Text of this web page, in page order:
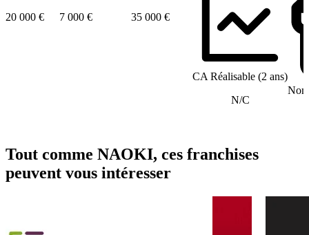
20 000 €
7 000 €
35 000 €
CA Réalisable (2 ans)
N/C
Tout comme NAOKI, ces franchises
peuvent vous intéresser